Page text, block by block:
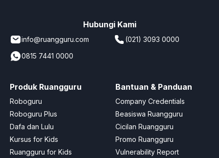
Hubungi Kami
info@ruangguru.com
(021) 3093 0000
0815 7441 0000
Produk Ruangguru
Roboguru
Roboguru Plus
Dafa dan Lulu
Kursus for Kids
Ruangguru for Kids
Bantuan & Panduan
Company Credentials
Beasiswa Ruangguru
Cicilan Ruangguru
Promo Ruangguru
Vulnerability Report